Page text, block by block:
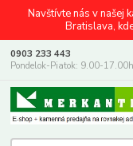
Navštívte nás v našej
Bratislava,
0903 233 443
Pondelok-Piatok: 9.00-